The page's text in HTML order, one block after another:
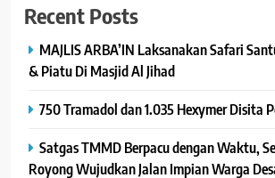
Recent Posts
MAJLIS ARBA’IN Laksanakan Safari
& Piatu Di Masjid Al Jihad
750 Tramadol dan 1.035 Hexymer Disita
Satgas TMMD Berpacu dengan Waktu,
Royong Wujudkan Jalan Impian Warga